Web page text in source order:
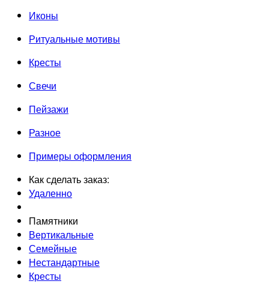
Иконы
Ритуальные мотивы
Кресты
Свечи
Пейзажи
Разное
Примеры оформления
Как сделать заказ:
Удаленно
Памятники
Вертикальные
Семейные
Нестандартные
Кресты